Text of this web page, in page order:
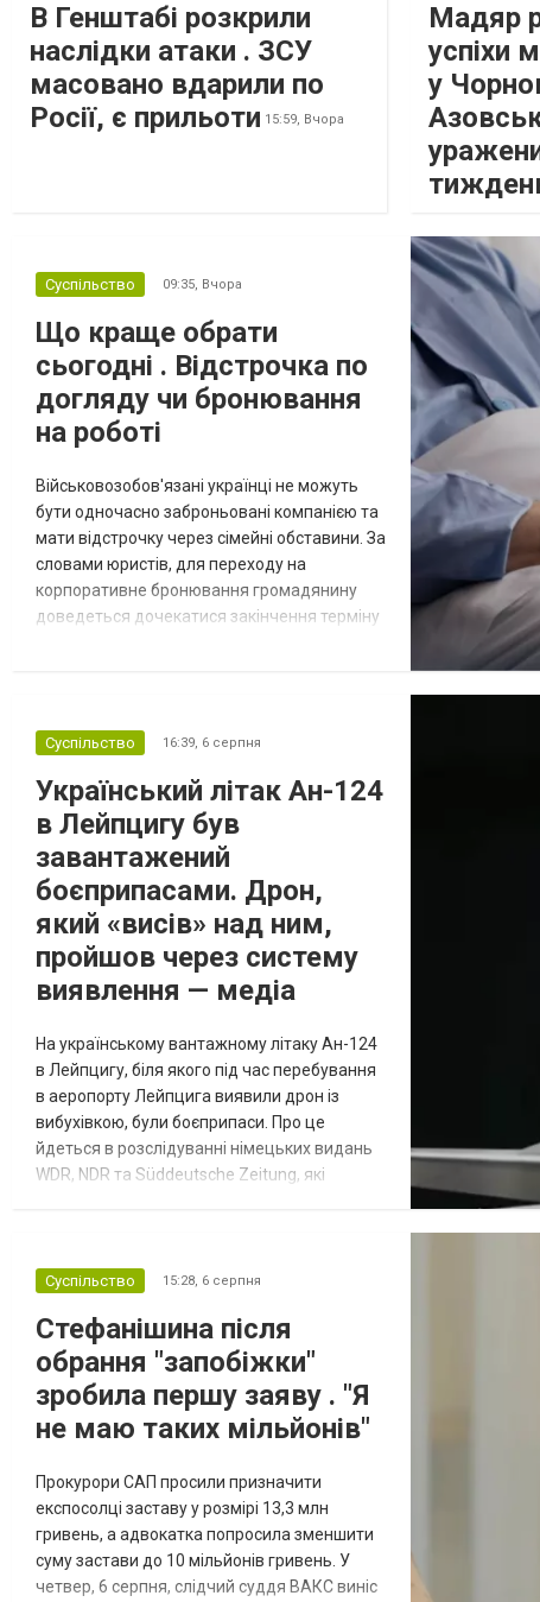
В Генштабі розкрили
наслідки атаки . ЗСУ
масовано вдарили по
Росії, є прильоти 15:59, Вчора
Мадяр
успіхи
у
Суспільство 09:35, Вчора
Що краще обрати
сьогодні . Відстрочка по
догляду чи бронювання
на роботі
Військовозобов'язані українці не можуть
бути одночасно заброньовані компанією та
мати відстрочку через сімейні обставини. За
словами юристів, для переходу на
корпоративне бронювання громадянину
доведеться дочекатися закінчення терміну
мобілізації, юристи дали поради, які
Суспільство 16:39, 6 серпня
Український літак Ан-124
в Лейпцигу був
завантажений
боєприпасами. Дрон,
який «висів» над ним,
пройшов через систему
виявлення — медіа
На українському вантажному літаку Ан-124
в Лейпцигу, біля якого під час перебування
в аеропорту Лейпцига виявили дрон із
вибухівкою, були боєприпаси. Про це
йдеться в розслідуванні німецьких видань
WDR, NDR та Süddeutsche Zeitung, які
доставили з Франції до Лейпцига, після
даними слідства, 4 серпня о...
Суспільство 15:28, 6 серпня
Стефанішина після
обрання "запобіжки"
зробила першу заяву . "Я
не маю таких мільйонів"
Прокурори САП просили призначити
експосолці заставу у розмірі 13,3 млн
гривень, а адвокатка попросила зменшити
суму застави до 10 мільйонів гривень. У
четвер, 6 серпня, слідчий суддя ВАКС виніс